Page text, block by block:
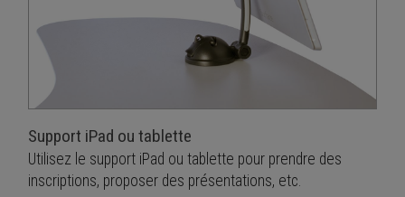
Support iPad ou tablette
Utilisez le support iPad ou tablette pour prendre des
inscriptions, proposer des présentations, etc.